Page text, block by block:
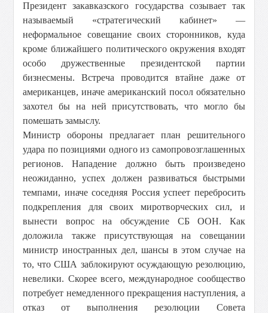
Президент закавказского государства созывает так
называемый «стратегический кабинет» —
неформальное совещание своих сторонников, куда
кроме ближайшего политического окружения входят
особо дружественные президентской партии
бизнесмены. Встреча проводится втайне даже от
американцев, иначе американский посол обязательно
захотел бы на ней присутствовать, что могло бы
помешать замыслу.
Министр обороны предлагает план решительного
удара по позициями одного из самопровозглашенных
регионов. Нападение должно быть произведено
неожиданно, успех должен развиваться быстрыми
темпами, иначе соседняя Россия успеет перебросить
подкрепления для своих миротворческих сил, и
вынести вопрос на обсуждение СБ ООН. Как
доложила также присутствующая на совещании
министр иностранных дел, шансы в этом случае на
то, что США заблокируют осуждающую резолюцию,
невелики. Скорее всего, международное сообщество
потребует немедленного прекращения наступления, а
отказ от выполнения резолюции Совета